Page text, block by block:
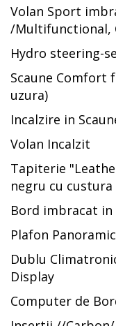
Volan Sport
/Multifunctional,
Hydro steering-
Scaune Comfort
uzura)
Incalzire in
Volan Incalzit
Tapiterie
negru cu custura
Bord imbracat in
Plafon
Dublu
Display
Computer de